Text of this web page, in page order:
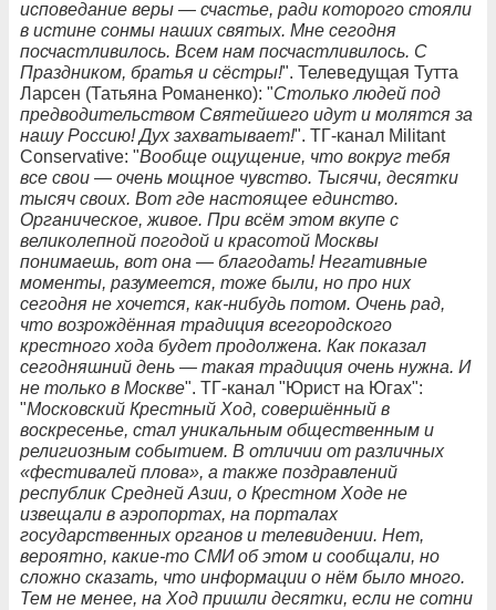
исповедание веры — счастье, ради которого стояли
в истине сонмы наших святых. Мне сегодня
посчастливилось. Всем нам посчастливилось. С
Праздником, братья и сëстры!". Телеведущая Тутта
Ларсен (Татьяна Романенко): "Столько людей под
предводительством Святейшего идут и молятся за
нашу Россию! Дух захватывает!". ТГ-канал Militant
Conservative: "Вообще ощущение, что вокруг тебя
все свои — очень мощное чувство. Тысячи, десятки
тысяч своих. Вот где настоящее единство.
Органическое, живое. При всём этом вкупе с
великолепной погодой и красотой Москвы
понимаешь, вот она — благодать! Негативные
моменты, разумеется, тоже были, но про них
сегодня не хочется, как-нибудь потом. Очень рад,
что возрождённая традиция всегородского
крестного хода будет продолжена. Как показал
сегодняшний день — такая традиция очень нужна. И
не только в Москве". ТГ-канал "Юрист на Югах":
"Московский Крестный Ход, совершённый в
воскресенье, стал уникальным общественным и
религиозным событием. В отличии от различных
«фестивалей плова», а также поздравлений
республик Средней Азии, о Крестном Ходе не
извещали в аэропортах, на порталах
государственных органов и телевидении. Нет,
вероятно, какие-то СМИ об этом и сообщали, но
сложно сказать, что информации о нём было много.
Тем не менее, на Ход пришли десятки, если не сотни